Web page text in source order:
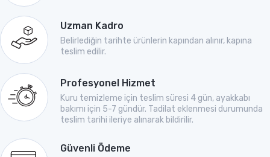
Uzman Kadro
Belirlediğin tarihte ürünlerin kapından alınır, kapına
teslim edilir.
Profesyonel Hizmet
Kuru temizleme için teslim süresi 4 gün, ayakkabı
bakımı için 5-7 gündür. Tadilat eklenmesi durumunda
teslim tarihi ileriye alınarak bildirilir.
Güvenli Ödeme